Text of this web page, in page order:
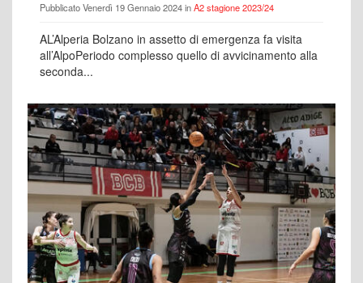
Pubblicato Venerdì 19 Gennaio 2024 inA2 stagione 2023/24
AL’Alperia Bolzano in assetto di emergenza fa visita
all’AlpoPeriodo complesso quello di avvicinamento alla
seconda...